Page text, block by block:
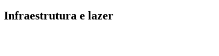
Infraestrutura e lazer